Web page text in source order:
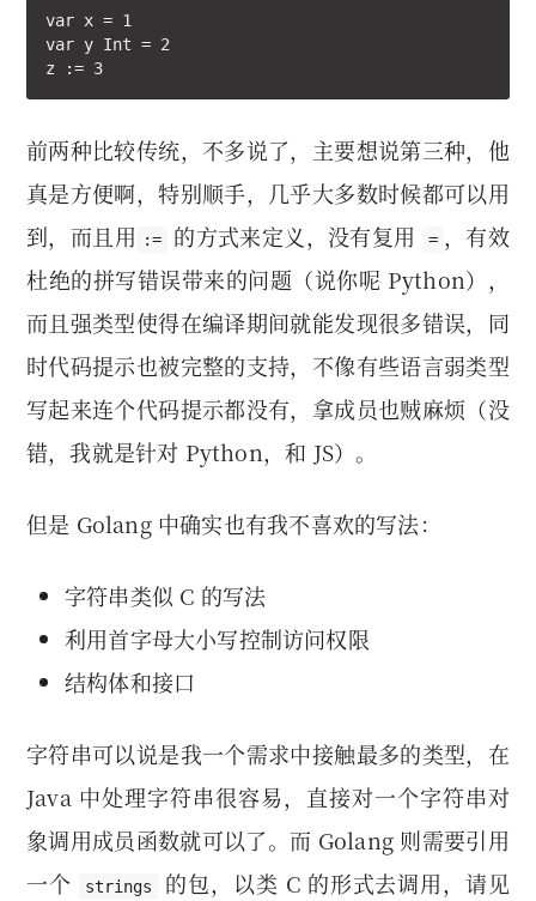
var x = 1
var y Int = 2
z := 3
前两种比较传统，不多说了，主要想说第三种，他
真是方便啊，特别顺手，几乎大多数时候都可以用
到，而且用
:= 的方式来定义，没有复用 = ，有效
杜绝的拼写错误带来的问题（说你呢 Python），
而且强类型使得在编译期间就能发现很多错误，同
时代码提示也被完整的支持，不像有些语言弱类型
写起来连个代码提示都没有，拿成员也贼麻烦（没
错，我就是针对 Python，和 JS）。
但是 Golang 中确实也有我不喜欢的写法：
字符串类似 C 的写法
利用首字母大小写控制访问权限
结构体和接口
字符串可以说是我一个需求中接触最多的类型，在
Java 中处理字符串很容易，直接对一个字符串对
象调用成员函数就可以了。而 Golang 则需要引用
一个
strings
的包，以类 C 的形式去调用，请见